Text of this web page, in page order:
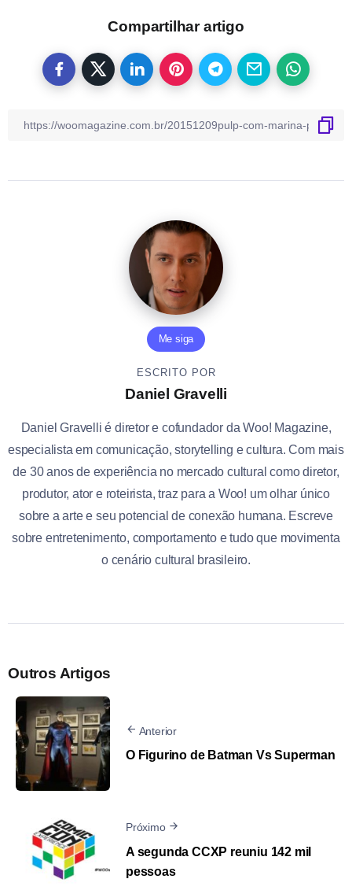
Compartilhar artigo
Me siga
ESCRITO POR
Daniel Gravelli
Daniel Gravelli é diretor e cofundador da Woo! Magazine,
especialista em comunicação, storytelling e cultura. Com mais
de 30 anos de experiência no mercado cultural como diretor,
produtor, ator e roteirista, traz para a Woo! um olhar único
sobre a arte e seu potencial de conexão humana. Escreve
sobre entretenimento, comportamento e tudo que movimenta
o cenário cultural brasileiro.
Outros Artigos
Anterior
O Figurino de Batman Vs Superman
Próximo
A segunda CCXP reuniu 142 mil
pessoas